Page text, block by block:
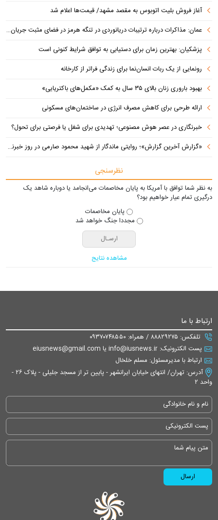
آغاز فروش بلیت اتوبوس به مقصد مشهد/ قیمت‌ها اعلام شد
عمان: مذاکرات درباره ترتیبات دریانوردی در تنگه هرمز در فضای مثبت جریان دارد
پزشکیان‌: بهترین زمان برای دستیابی به توافق شرایط کنونی است
رونمایی از یک ربات انسان‌نما برای زندگی فراتر از کارخانه
بهبود باروری زنان بالای ۳۵ سال به کمک «مکمل‌های باکتریایی»
ارائه طرحی برای کاهش مصرف انرژی در ساختمان‌های مسکونی
خبرنگاری در عصر هوش مصنوعی؛ تهدیدی برای شغل یا فرصتی برای تحول؟
«گزارش آخرین گزارش»؛ روایتی ماندگار از شهید محمود صارمی در روز خبرنگار
نظرسنجی
به نظر شما توافق با آمریکا به پایان مخاصمات می‌انجامد یا دوباره شاهد یک
درگیری تمام عیار خواهیم بود؟
پایان مخاصمات
مجددا جنگ خواهد شد
مشاهده نتایج
ارتباط با ما
تلفکس: ۸۸۸۲۹۲۷۵ / همراه: ۰۹۳۷۰۷۴۸۵۵۰
پست الکترونیک: info@iusnews.ir یا eiusnews@gmail.com
ارتباط با مدیرمسئول: مسلم خلخال
آدرس: تهران/ انتهای خیابان ایرانشهر - پایین تر از مسجد جلیلی - پلاک ۲۶ -
واحد ۲